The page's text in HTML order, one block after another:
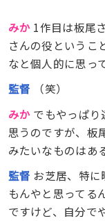
みか 1作目は板尾
さんの役というこ
なと個人的に思っ
監督
（笑）
みか でもやっぱり
思うのですが、板
みたいなものはあ
監督 お芝居、特に
もんやと思ってる
ですけど、自分で